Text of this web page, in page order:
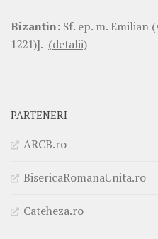
Bizantin: Sf. ep. m. Emilian
1221)]. (detalii)
PARTENERI
ARCB.ro
BisericaRomanaUnita.ro
Cateheza.ro